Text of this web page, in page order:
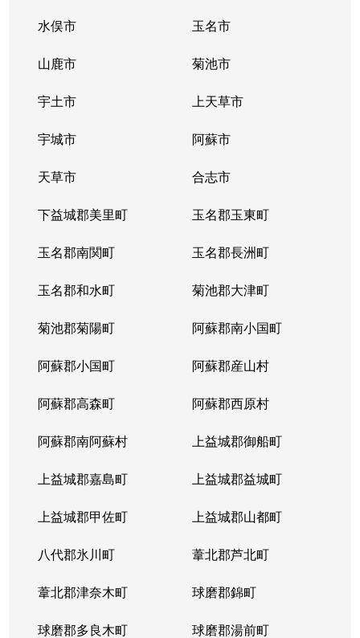
水俣市 玉名市
山鹿市 菊池市
宇土市 上天草市
宇城市 阿蘇市
天草市 合志市
下益城郡美里町 玉名郡玉東町
玉名郡南関町 玉名郡長洲町
玉名郡和水町 菊池郡大津町
菊池郡菊陽町 阿蘇郡南小国町
阿蘇郡小国町 阿蘇郡産山村
阿蘇郡高森町 阿蘇郡西原村
阿蘇郡南阿蘇村 上益城郡御船町
上益城郡嘉島町 上益城郡益城町
上益城郡甲佐町 上益城郡山都町
八代郡氷川町 葦北郡芦北町
葦北郡津奈木町 球磨郡錦町
球磨郡多良木町 球磨郡湯前町